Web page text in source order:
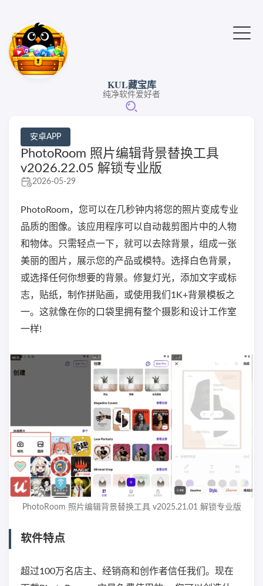
KUL藏宝库
纯净软件爱好者
安卓APP
PhotoRoom 照片编辑背景替换工具
v2026.22.05 解锁专业版
2026-05-29
PhotoRoom，您可以在几秒钟内将您的照片变成专业
品质的图像。该应用程序可以自动裁剪图片中的人物
和物体。只需轻点一下，就可以去除背景，组成一张
美丽的图片，展示您的产品或模特。选择白色背景，
或选择任何你想要的背景。修复灯光，添加文字或标
志，贴纸，制作拼贴画，或使用我们1K+背景模板之
一。这就像在你的口袋里拥有整个摄影和设计工作室
一样!
PhotoRoom 照片编辑背景替换工具 v2025.21.01 解锁专业版
软件特点
超过100万名店主、经销商和创作者信任我们。现在